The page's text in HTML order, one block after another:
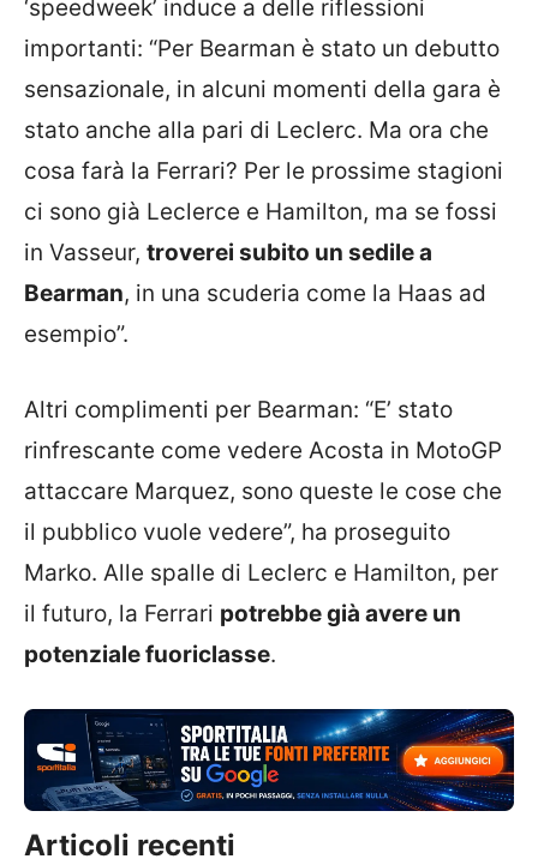
‘speedweek’ induce a delle riflessioni
importanti: “Per Bearman è stato un debutto
sensazionale, in alcuni momenti della gara è
stato anche alla pari di Leclerc. Ma ora che
cosa farà la Ferrari? Per le prossime stagioni
ci sono già Leclerce e Hamilton, ma se fossi
in Vasseur, troverei subito un sedile a
Bearman, in una scuderia come la Haas ad
esempio”.
Altri complimenti per Bearman: “E’ stato
rinfrescante come vedere Acosta in MotoGP
attaccare Marquez, sono queste le cose che
il pubblico vuole vedere”, ha proseguito
Marko. Alle spalle di Leclerc e Hamilton, per
il futuro, la Ferrari potrebbe già avere un
potenziale fuoriclasse.
Articoli recenti